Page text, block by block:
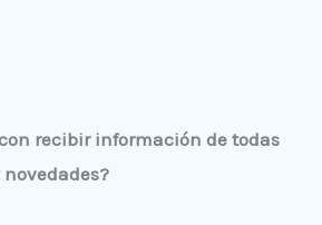
recibir información de todas